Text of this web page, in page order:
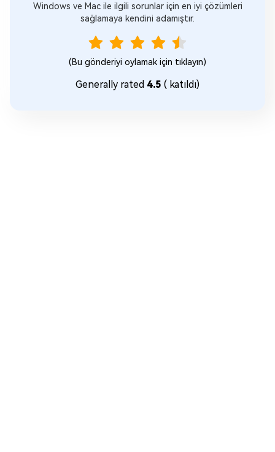
Windows ve Mac ile ilgili sorunlar için en iyi çözümleri
sağlamaya kendini adamıştır.
(Bu gönderiyi oylamak için tıklayın)
Generally rated 4.5 ( katıldı)